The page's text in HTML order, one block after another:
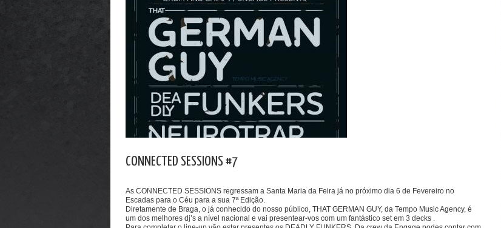
CONNECTED SESSIONS #7
As CONNECTED SESSIONS regressam a Santa Maria da Feira já no próximo dia 6 de Fevereiro no
Escadas para o Céu para a sua 7ª Edição.
Diretamente de Braga, o já conhecido do nosso público, THAT GERMAN GUY, da Tempo Music Agency, é
um dos melhores dj’s a nível nacional e vai presentear-vos com um fantástico set em 3 decks .